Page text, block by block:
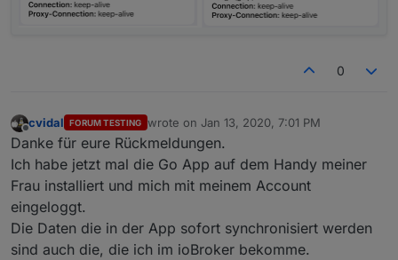
0
Offline
cvidal FORUM TESTING wrote on Jan 13, 2020, 7:01 PM
last edited by
Danke für eure Rückmeldungen.
Ich habe jetzt mal die Go App auf dem Handy meiner
Frau installiert und mich mit meinem Account
eingeloggt.
Die Daten die in der App sofort synchronisiert werden
sind auch die, die ich im ioBroker bekomme.